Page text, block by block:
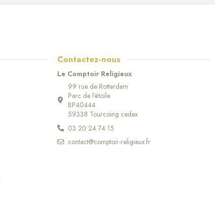
Contactez-nous
Le Comptoir Religieux
99 rue de Rotterdam
Parc de l'étoile
BP40444
59338 Tourcoing cedex
03 20 24 74 15
contact@comptoir-religieux.fr